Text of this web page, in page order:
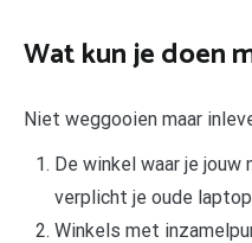
Wat kun je doen
Niet weggooien maar
De winkel waar je
verplicht je oude
Winkels met